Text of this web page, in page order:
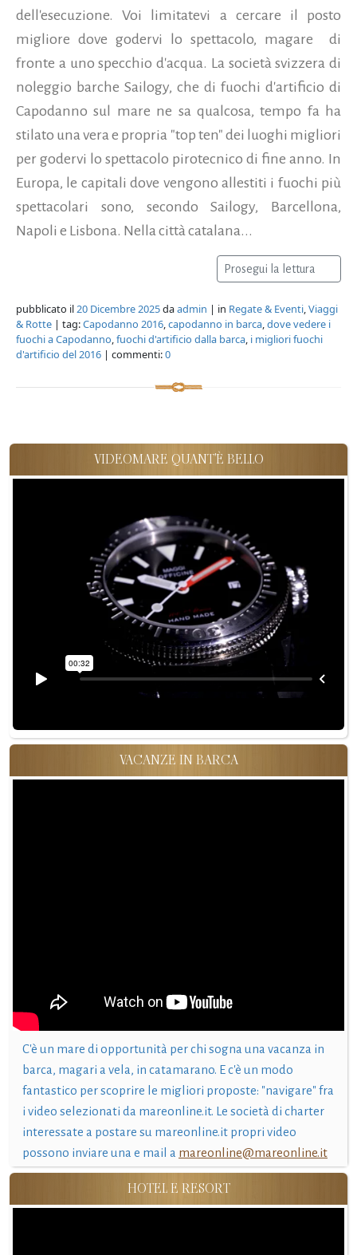
dell'esecuzione. Voi limitatevi a cercare il posto
migliore dove godervi lo spettacolo, magare di
fronte a uno specchio d'acqua. La società svizzera di
noleggio barche Sailogy, che di fuochi d'artificio di
Capodanno sul mare ne sa qualcosa, tempo fa ha
stilato una vera e propria "top ten" dei luoghi migliori
per godervi lo spettacolo pirotecnico di fine anno. In
Europa, le capitali dove vengono allestiti i fuochi più
spettacolari sono, secondo Sailogy, Barcellona,
Napoli e Lisbona. Nella città catalana...
Prosegui la lettura
pubblicato il20 Dicembre 2025daadmin | in Regate & Eventi,Viaggi
& Rotte | tag:Capodanno 2016,capodanno in barca,dove vedere i
fuochi a Capodanno,fuochi d'artificio dalla barca, i migliori fuochi
d'artificio del 2016 | commenti:0
VIDEOMARE QUANT'È BELLO
VACANZE IN BARCA
C'è un mare di opportunità per chi sogna una vacanza in
barca, magari a vela, in catamarano. E c'è un modo
fantastico per scoprire le migliori proposte: "navigare" fra
i video selezionati da mareonline.it. Le società di charter
interessate a postare su mareonline.it propri video
possono inviare una e mail a mareonline@mareonline.it
HOTEL E RESORT